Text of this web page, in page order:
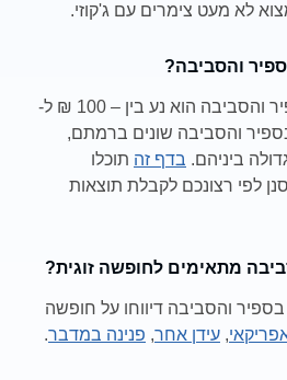
לא מעט צימרים עם ג'קוזי.
והסביבה?
המחיר ללילה בצימר בספיר והסביבה הוא נע בין – 100 ₪ ל-
בספיר והסביבה שונים ברמתם,
ביניהם. בדף זה תוכלו
לפי רצונכם לקבלת תוצאות
מתאימים לחופשה זוגית?
והסביבה דיווחו על חופשה
, עידן אחר, פנינה במדבר.